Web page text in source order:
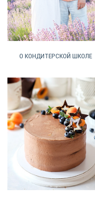
О КОНДИТЕРСКОЙ ШКОЛЕ